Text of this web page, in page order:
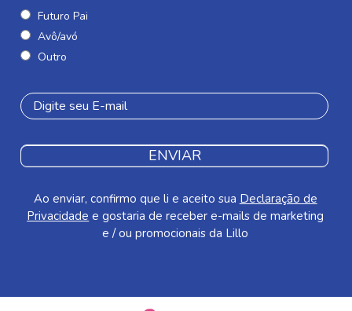
Futuro Pai
Avô/avó
Outro
ENVIAR
Ao enviar, confirmo que li e aceito sua Declaração de
Privacidade e gostaria de receber e-mails de marketing
e / ou promocionais da Lillo